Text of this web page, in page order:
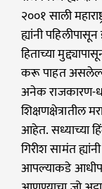
२००१ साली
ह्यांनी
हिताच्या
करू पाहत असलेल्या
अनेक राजकारण-
शिक्षणक्षेत्रातील
आहेत. सध्याच्या
गिरीश सामंत
आपल्याकडे